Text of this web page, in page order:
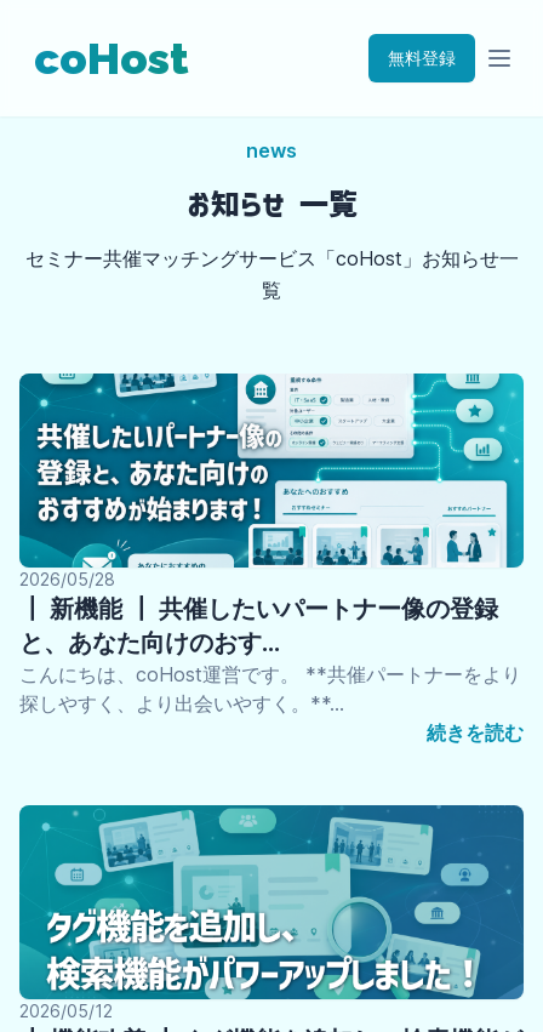
coHost 無料登録
news
お知らせ 一覧
セミナー共催マッチングサービス「coHost」お知らせ一
覧
2026/05/28
┃ 新機能 ┃ 共催したいパートナー像の登録
と、あなた向けのおす…
こんにちは、coHost運営です。 **共催パートナーをより
探しやすく、より出会いやすく。**…
続きを読む
2026/05/12